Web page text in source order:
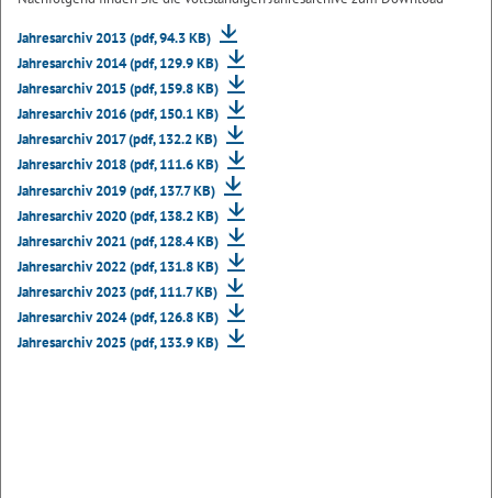
Jahresarchiv 2013 (pdf, 94.3 KB)
Jahresarchiv 2014 (pdf, 129.9 KB)
Jahresarchiv 2015 (pdf, 159.8 KB)
Jahresarchiv 2016 (pdf, 150.1 KB)
Jahresarchiv 2017 (pdf, 132.2 KB)
Jahresarchiv 2018 (pdf, 111.6 KB)
Jahresarchiv 2019 (pdf, 137.7 KB)
Jahresarchiv 2020 (pdf, 138.2 KB)
Jahresarchiv 2021 (pdf, 128.4 KB)
Jahresarchiv 2022 (pdf, 131.8 KB)
Jahresarchiv 2023 (pdf, 111.7 KB)
Jahresarchiv 2024 (pdf, 126.8 KB)
Jahresarchiv 2025 (pdf, 133.9 KB)